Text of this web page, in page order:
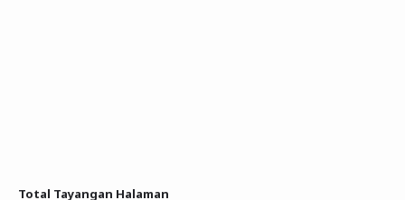
Total Tayangan Halaman